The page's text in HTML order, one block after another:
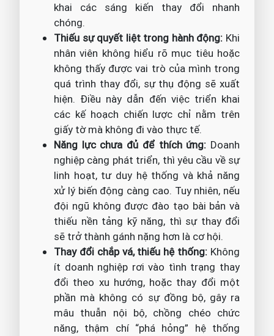
khai các sáng kiến thay đổi nhanh
chóng.
Thiếu sự quyết liệt trong hành động: Khi
nhân viên không hiểu rõ mục tiêu hoặc
không thấy được vai trò của mình trong
quá trình thay đổi, sự thụ động sẽ xuất
hiện. Điều này dẫn đến việc triển khai
các kế hoạch chiến lược chỉ nằm trên
giấy tờ mà không đi vào thực tế.
Năng lực chưa đủ để thích ứng: Doanh
nghiệp càng phát triển, thì yêu cầu về sự
linh hoạt, tư duy hệ thống và khả năng
xử lý biến động càng cao. Tuy nhiên, nếu
đội ngũ không được đào tạo bài bản và
thiếu nền tảng kỹ năng, thì sự thay đổi
sẽ trở thành gánh nặng hơn là cơ hội.
Thay đổi chắp vá, thiếu hệ thống: Không
ít doanh nghiệp rơi vào tình trạng thay
đổi theo xu hướng, hoặc thay đổi một
phần mà không có sự đồng bộ, gây ra
mâu thuẫn nội bộ, chồng chéo chức
năng, thậm chí “phá hỏng” hệ thống